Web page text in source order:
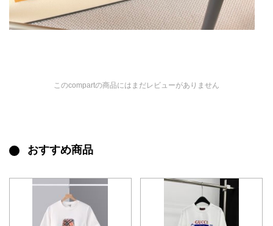
このcompartの商品にはまだレビューがありません
おすすめ商品